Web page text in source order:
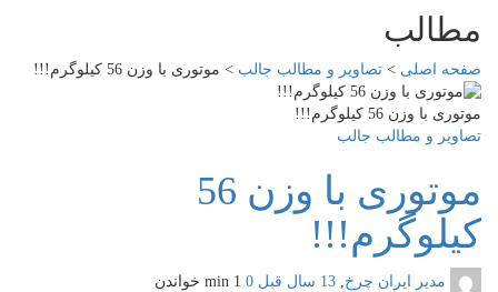
مطالب
صفحه اصلی > تصاویر و مطالب جالب > موتوری با وزن 56 کیلوگرم!!!
موتوری با وزن 56 کیلوگرم!!!
تصاویر و مطالب جالب
موتوری با وزن 56
کیلوگرم!!!
مدیر ایران چرخ, 13 سال قبل 0
1 min خواندن